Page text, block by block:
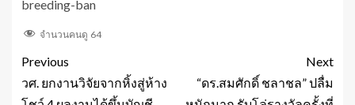
breeding-ban
จำนวนคนดู 64
Previous
วศ. ยกงานวิจัยจากหิ้งสู่ห้าง
Next
“ดร.สมศักดิ์ ชลาชล” ปลื่ม